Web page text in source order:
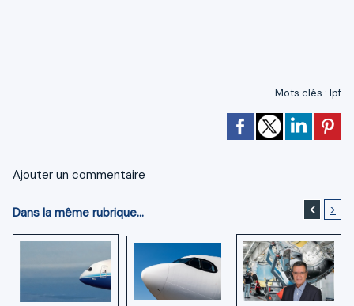
Mots clés : lpf
Ajouter un commentaire
Dans la même rubrique... < >